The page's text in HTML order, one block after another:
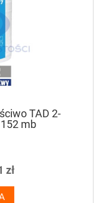
TAD 2-
mb
zł